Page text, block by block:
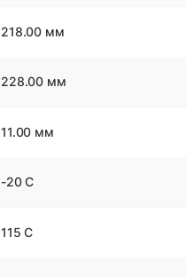
218.00 мм
228.00 мм
11.00 мм
-20 С
115 С